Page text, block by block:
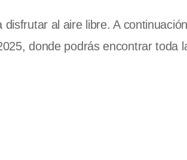
al aire libre. A
donde podrás encontrar toda